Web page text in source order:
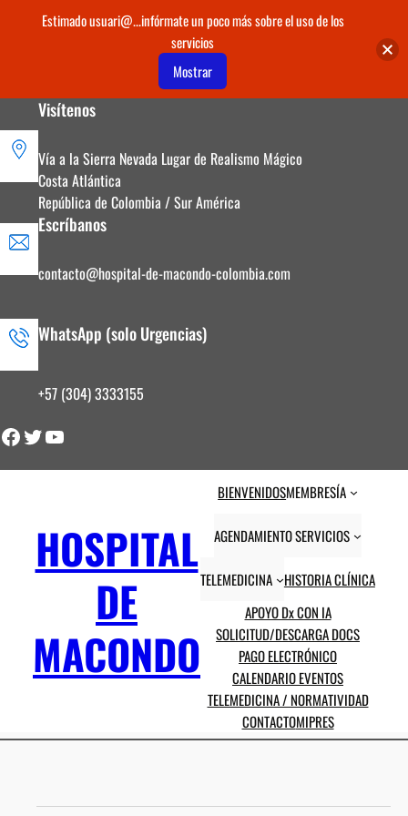
Visítenos
Vía a la Sierra Nevada Lugar de Realismo Mágico
Costa Atlántica
República de Colombia / Sur América
Escríbanos
contacto@hospital-de-macondo-colombia.com
WhatsApp (solo Urgencias)
+57 (304) 3333155
Facebook
TwitterYouTube
HOSPITAL
DE
MACONDO
BIENVENIDOSMEMBRESÍA
AGENDAMIENTO SERVICIOS
TELEMEDICINA
HISTORIA CLÍNICA
APOYO Dx CON IA
SOLICITUD/DESCARGA DOCS
PAGO ELECTRÓNICO
CALENDARIO EVENTOS
TELEMEDICINA / NORMATIVIDAD
CONTACTOMIPRES
Estimado usuari@...infórmate un poco más sobre el uso de los
servicios
Mostrar